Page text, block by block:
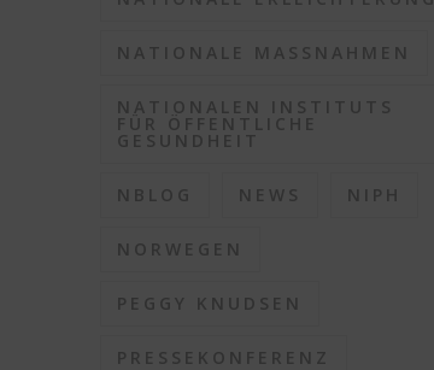
NATIONALE MASSNAHMEN
NATIONALEN INSTITUTS
FÜR ÖFFENTLICHE
GESUNDHEIT
NBLOG NEWS NIPH
NORWEGEN
PEGGY KNUDSEN
PRESSEKONFERENZ